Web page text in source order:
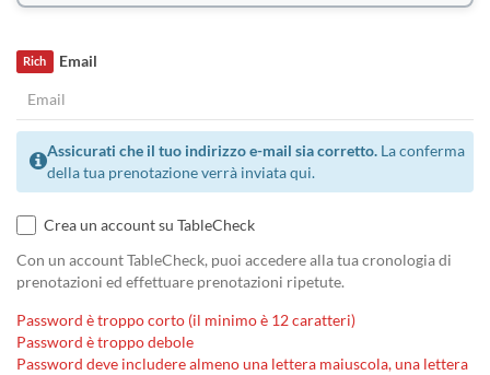
Email
Rich
Assicurati che il tuo indirizzo e-mail sia corretto. La conferma
della tua prenotazione verrà inviata qui.
Crea un account su TableCheck
Con un account TableCheck, puoi accedere alla tua cronologia di
prenotazioni ed effettuare prenotazioni ripetute.
Password è troppo corto (il minimo è 12 caratteri)
Password è troppo debole
Password deve includere almeno una lettera maiuscola, una lettera